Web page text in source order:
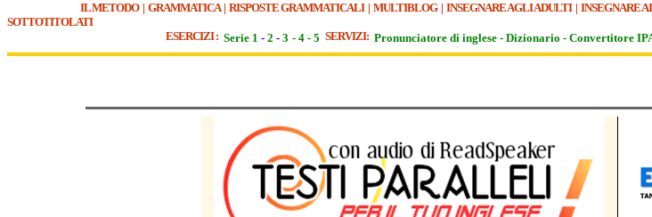
IL METODO| GRAMMATICA| RISPOSTE GRAMMATICALI| MULTIBLOG| INSEGNARE AGLI ADULTI | INSEGNARE
SOTTOTITOLATI
ESERCIZI : Serie 1 - 2 - 3 - 4 - 5 SERVIZI: Pronunciatore di inglese - Dizionario - Convertitore